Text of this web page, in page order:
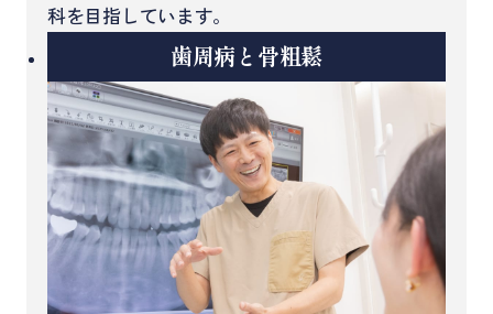
科を目指しています。
歯周病と骨粗鬆